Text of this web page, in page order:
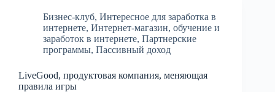
Бизнес-клуб, Интересное для заработка в
интернете, Интернет-магазин, обучение и
заработок в интернете, Партнерские
программы, Пассивный доход
LiveGood, продуктовая компания, меняющая
правила игры